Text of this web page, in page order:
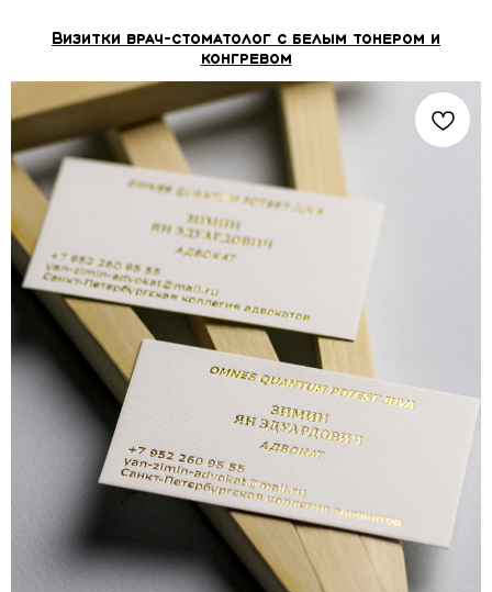
Визитки врач-стоматолог c белым тонером и
конгревом